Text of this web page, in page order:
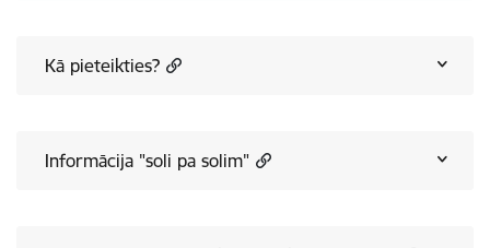
Kā pieteikties?
Informācija "soli pa solim"